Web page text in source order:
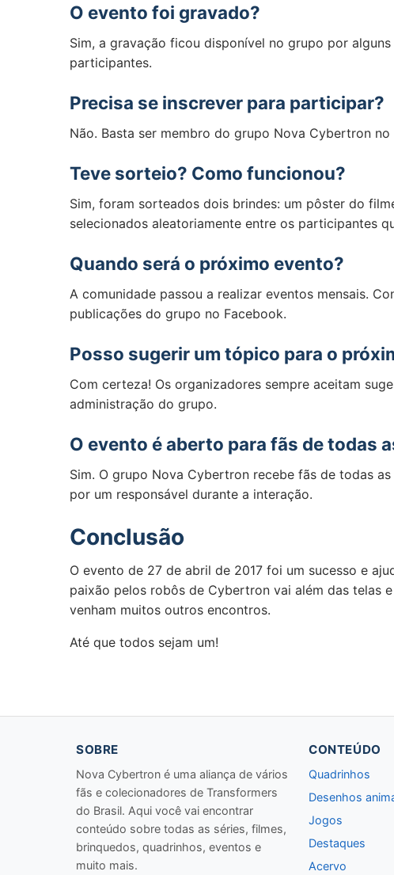
O evento foi gravado?
Sim, a gravação ficou disponível no grupo por
participantes.
Precisa se inscrever para participar?
Não. Basta ser membro do grupo Nova Cybertron
Teve sorteio? Como funcionou?
Sim, foram sorteados dois brindes: um pôster do
selecionados aleatoriamente entre os participantes
Quando será o próximo evento?
A comunidade passou a realizar eventos mensais.
publicações do grupo no Facebook.
Posso sugerir um tópico para o
Com certeza! Os organizadores sempre aceitam
administração do grupo.
O evento é aberto para fãs de todas
Sim. O grupo Nova Cybertron recebe fãs de todas
por um responsável durante a interação.
Conclusão
O evento de 27 de abril de 2017 foi um sucesso e
paixão pelos robôs de Cybertron vai além das telas
venham muitos outros encontros.
Até que todos sejam um!
SOBRE
Nova Cybertron é uma aliança de vários
fãs e colecionadores de Transformers
do Brasil. Aqui você vai encontrar
conteúdo sobre todas as séries, filmes,
brinquedos, quadrinhos, eventos e
muito mais.
CONTEÚDO
Quadrinhos
Desenhos
Jogos
Destaques
Acervo